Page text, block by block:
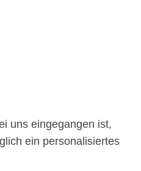
uns eingegangen ist,
ein personalisiertes